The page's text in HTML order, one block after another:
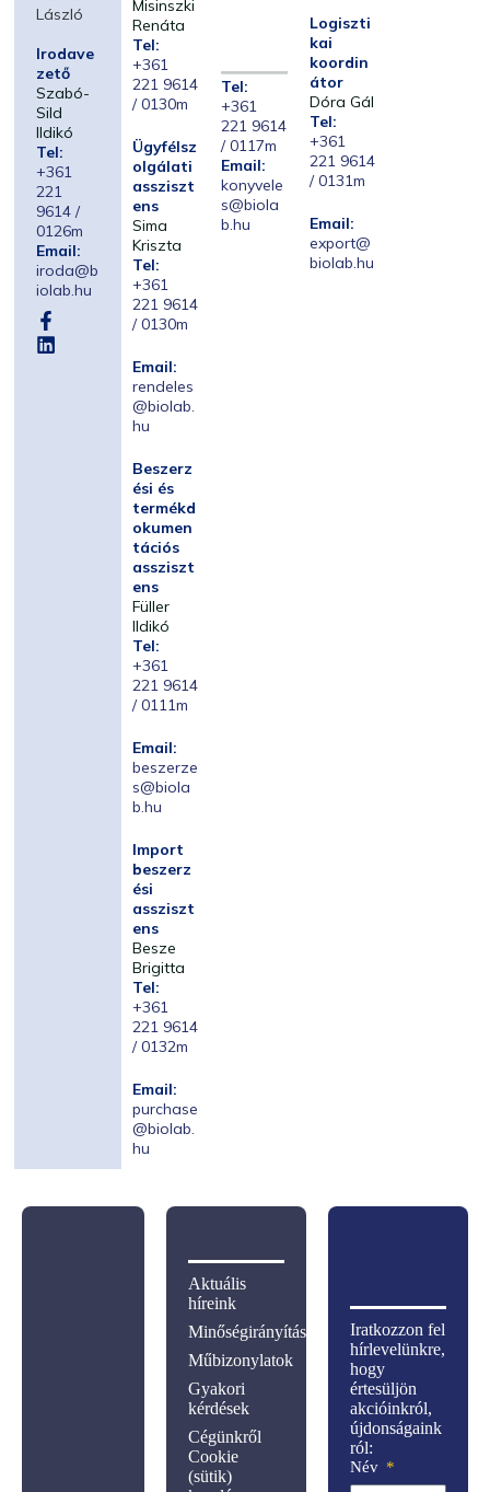
László
Irodave
zető
Szabó-
Sild
Ildikó
Tel:
+361
221
9614 /
0126m
Email:
iroda@b
iolab.hu
Misinszki
Renáta
Tel:
+361
221 9614
/ 0130m
Ügyfélsz
olgálati
assziszt
ens
Sima
Kriszta
Tel:
+361
221 9614
/ 0130m
Email:
rendeles
@biolab.
hu
Beszerz
ési és
termékd
okumen
tációs
assziszt
ens
Füller
Ildikó
Tel:
+361
221 9614
/ 0111m
Email:
beszerze
s@biola
b.hu
Import
beszerz
ési
assziszt
ens
Besze
Brigitta
Tel:
+361
221 9614
/ 0132m
Email:
purchase
@biolab.
hu
Tel:
+361
221 9614
/ 0117m
Email:
konyvele
s@biola
b.hu
Logiszti
kai
koordin
átor
Dóra Gál
Tel:
+361
221 9614
/ 0131m
Email:
export@
biolab.hu
Iratkozzon fel
hírlevelünkre,
hogy
értesüljön
akcióinkról,
újdonságaink
ról:
Név
Aktuális
híreink
Minőségirányítás
Műbizonylatok
Gyakori
kérdések
Cégünkről
Cookie
(sütik)